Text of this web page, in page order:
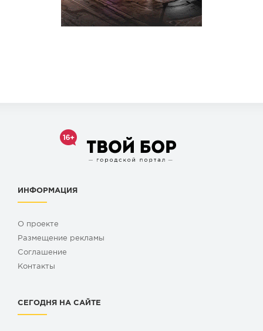
ИНФОРМАЦИЯ
О проекте
Размещение рекламы
Cоглашение
Контакты
СЕГОДНЯ НА САЙТЕ